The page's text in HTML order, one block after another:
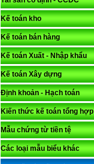
Kế toán kho
Kế toán bán hàng
Kế toán Xuất - Nhập khẩu
Kế toán Xây dựng
Định khoản - Hạch toán
Kiến thức kế toán tổng hợp
Mẫu chứng từ tiền tệ
Các loại mẫu biểu khác